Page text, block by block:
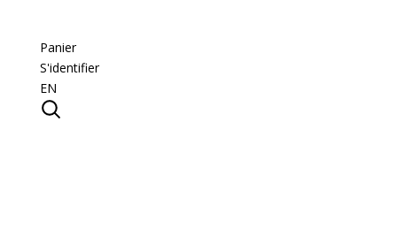
Panier
S'identifier
EN